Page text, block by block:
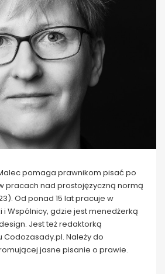
pomaga prawnikom pisać po
w pracach nad prostojęzyczną normą
Od ponad 15 lat pracuje w
i Wspólnicy, gdzie jest menedżerką
Jest też redaktorką
Należy do
jasne pisanie o prawie.